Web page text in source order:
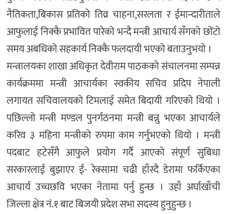
नैतिकता,बिकास प्रतिको तिव्र चाहना,सरलता र ईमान्दारीताले
आफुलाई निक्कै प्रभावित पारेको भन्दै मन्त्री आचार्य सँगको छोंटो
समय अबधिको सहकार्य निक्कै फलदायी भएको बताउनुभयो ।
मन्त्रालयका शाखा अधिकृत देवीराम पाठकको संचालनमा सम्पन्न
कार्यक्रममा मन्त्री आचार्यका स्वकीय सचिव प्रदिप नेपाली
लगायत सचिवालयको टिमलाई समेत बिदायी गरिएको थियो ।
पछिल्लो मन्त्री मण्डल पुनर्गठनमा मन्त्री बन्नु भएका आचार्यले
करिव ३ महिना मन्त्रीको रुपमा काम गर्नुभएको थियो । मन्त्री
पदबाट हटेसँगै आफुले प्रयोग गर्दै आएको संपूर्ण सुबिधा
सरकारलाई बुझाएर ई- रेक्सामा चढी हाँस्दै डेरामा फर्किएका
आचार्य उच्चछवि भएका नेतामा पर्नु हुन्छ । उहाँ अर्घाखाँची
जिल्ला क्षेत्र नं.१ बाट बिजयी प्रदेश सभा सदस्य हुनुहुन्छ ।